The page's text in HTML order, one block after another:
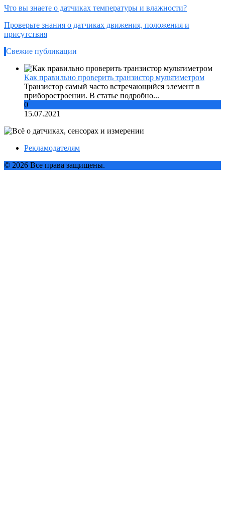
Что вы знаете о датчиках температуры и влажности?
Проверьте знания о датчиках движения, положения и
присутствия
Свежие публикации
Как правильно проверить транзистор мультиметром
Транзистор самый часто встречающийся элемент в
приборостроении. В статье подробно...
0
15.07.2021
Рекламодателям
© 2026 Все права защищены.